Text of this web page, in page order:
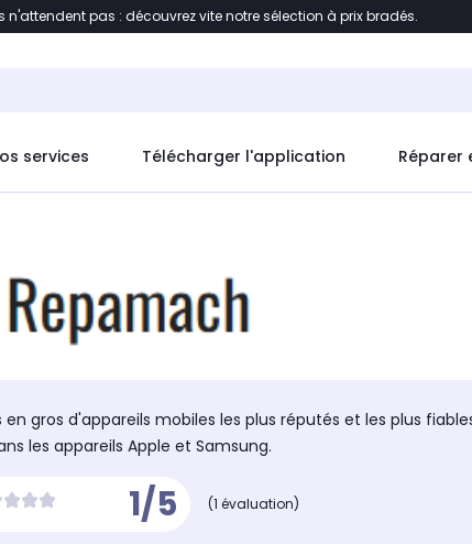
Accéder directement au pied de page
n'attendent pas : découvrez vite notre sélection à prix bradés.
services Télécharger l'application Réparer
gros d'appareils mobiles les plus réputés et les plus
les appareils Apple et Samsung.
1/5 (1 évaluation)